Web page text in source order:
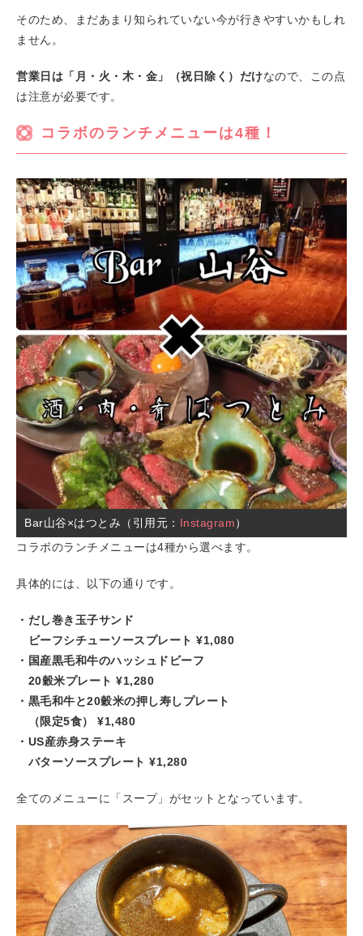
そのため、まだあまり知られていない今が行きやすいかもしれ
ません。
営業日は「月・火・木・金」（祝日除く）だけなので、この点
は注意が必要です。
コラボのランチメニューは4種！
Bar山谷×はつとみ（引用元： Instagram）
コラボのランチメニューは4種から選べます。
具体的には、以下の通りです。
・だし巻き玉子サンド
ビーフシチューソースプレート ¥1,080
・国産黒毛和牛のハッシュドビーフ
20穀米プレート ¥1,280
・黒毛和牛と20穀米の押し寿しプレート
（限定5食） ¥1,480
・US産赤身ステーキ
バターソースプレート ¥1,280
全てのメニューに「スープ」がセットとなっています。